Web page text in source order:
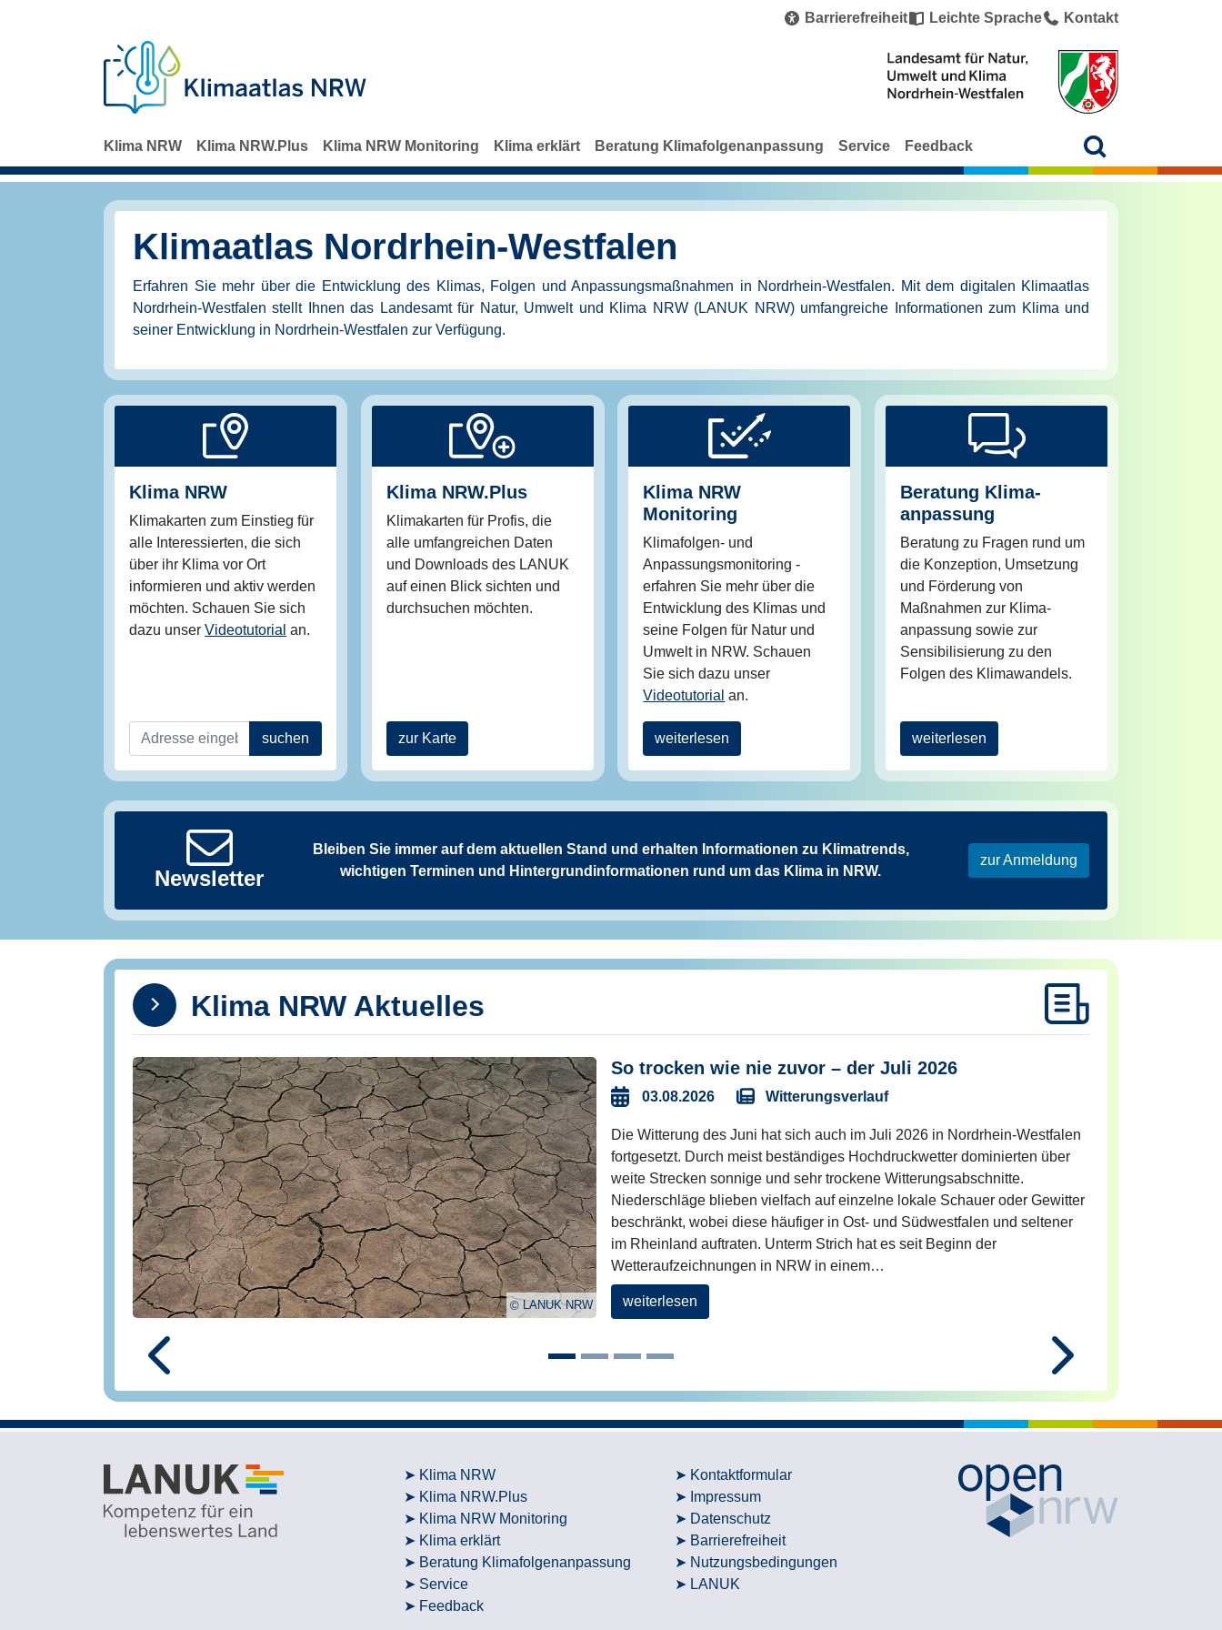
Barrierefreiheit Leichte Sprache Kontakt
Klima NRW Klima NRW.Plus Klima NRW Monitoring Klima erklärt Beratung Klimafolgenanpassung Service Feedback
Klimaatlas Nordrhein-Westfalen
Erfahren Sie mehr über die Entwicklung des Klimas, Folgen und Anpassungsmaßnahmen in Nordrhein-Westfalen. Mit dem digitalen Klimaatlas
Nordrhein-Westfalen stellt Ihnen das Landesamt für Natur, Umwelt und Klima NRW (LANUK NRW) umfangreiche Informationen zum Klima und
seiner Entwicklung in Nordrhein-Westfalen zur Verfügung.
Klima NRW
Klimakarten zum Einstieg für
alle Interessierten, die sich
über ihr Klima vor Ort
informieren und aktiv werden
möchten. Schauen Sie sich
dazu unser Videotutorial an.
suchen
Klima NRW.Plus
Klimakarten für Profis, die
alle umfangreichen Daten
und Downloads des LANUK
auf einen Blick sichten und
durchsuchen möchten.
zur Karte
Klima NRW
Monitoring
Klimafolgen- und
Anpassungsmonitoring -
erfahren Sie mehr über die
Entwicklung des Klimas und
seine Folgen für Natur und
Umwelt in NRW. Schauen
Sie sich dazu unser
Videotutorial an.
weiterlesen
Beratung Klima­
anpassung
Beratung zu Fragen rund um
die Konzeption, Umsetzung
und Förderung von
Maßnahmen zur Klima­
anpassung sowie zur
Sensibilisierung zu den
Folgen des Klima­wandels.
weiterlesen
Newsletter
Bleiben Sie immer auf dem aktuellen Stand und erhalten Informationen zu Klimatrends,
wichtigen Terminen und Hintergrundinformationen rund um das Klima in NRW.
zur Anmeldung
Klima NRW Aktuelles
LANUK NRW
So trocken wie nie zuvor – der Juli 2026
03.08.2026 Witterungsverlauf
Die Witterung des Juni hat sich auch im Juli 2026 in Nordrhein-Westfalen
fortgesetzt. Durch meist beständiges Hochdruckwetter dominierten über
weite Strecken sonnige und sehr trockene Witterungsabschnitte.
Niederschläge blieben vielfach auf einzelne lokale Schauer oder Gewitter
beschränkt, wobei diese häufiger in Ost- und Südwestfalen und seltener
im Rheinland auftraten. Unterm Strich hat es seit Beginn der
Wetteraufzeichnungen in NRW in einem…
weiterlesen
Previous Next
Klima NRW
Klima NRW.Plus
Klima NRW Monitoring
Klima erklärt
Beratung Klimafolgenanpassung
Service
Feedback
Kontaktformular
Impressum
Datenschutz
Barrierefreiheit
Nutzungsbedingungen
LANUK